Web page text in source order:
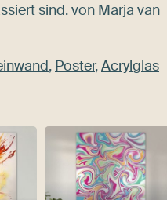
sind.von Marja van
, Poster,Acrylglas